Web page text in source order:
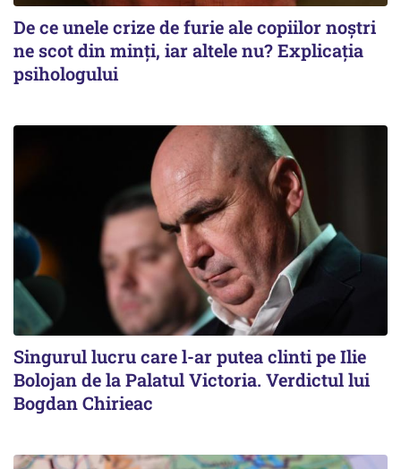
De ce unele crize de furie ale copiilor noștri
ne scot din minți, iar altele nu? Explicația
psihologului
Singurul lucru care l-ar putea clinti pe Ilie
Bolojan de la Palatul Victoria. Verdictul lui
Bogdan Chirieac